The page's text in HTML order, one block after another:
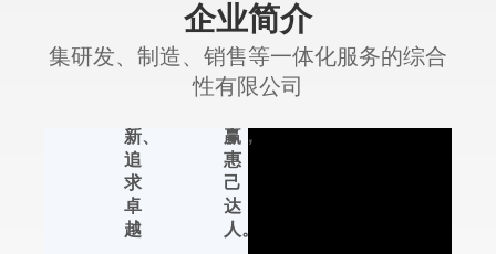
企业简介
集研发、制造、销售等一体化服务的综合
性有限公司
艾普生环境科
认
新、
追
求
卓
越
理
念：
合
作
赢，
惠
己
达
人。